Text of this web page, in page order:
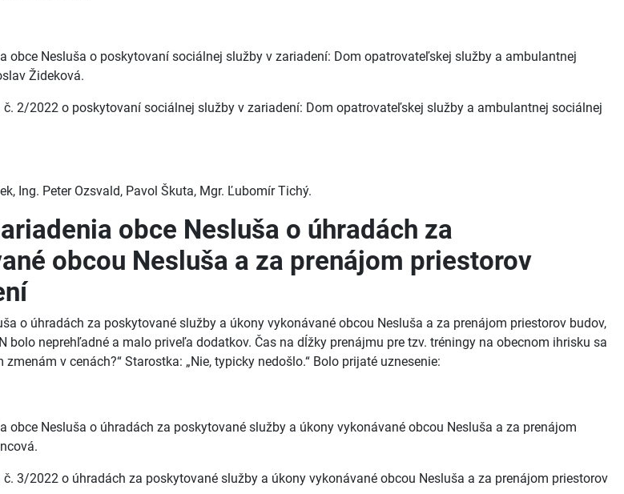
obce Nesluša o poskytovaní sociálnej služby v zariadení: Dom opatrovateľskej služby a ambulantnej
Žideková.
2/2022 o poskytovaní sociálnej služby v zariadení: Dom opatrovateľskej služby a ambulantnej sociálnej
Ing. Peter Ozsvald, Pavol Škuta, Mgr. Ľubomír Tichý.
obce Nesluša o úhradách za
obcou Nesluša a za prenájom priestorov
o úhradách za poskytované služby a úkony vykonávané obcou Nesluša a za prenájom priestorov budov,
neprehľadné a malo priveľa dodatkov. Čas na dĺžky prenájmu pre tzv. tréningy na obecnom ihrisku sa
v cenách?“ Starostka: „Nie, typicky nedošlo.“ Bolo prijaté uznesenie:
Nesluša o úhradách za poskytované služby a úkony vykonávané obcou Nesluša a za prenájom
3/2022 o úhradách za poskytované služby a úkony vykonávané obcou Nesluša a za prenájom priestorov